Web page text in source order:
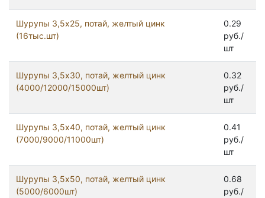
Шурупы 3,5x25, потай, желтый цинк
(16тыс.шт)
0.29
руб./
шт
Шурупы 3,5x30, потай, желтый цинк
(4000/12000/15000шт)
0.32
руб./
шт
Шурупы 3,5x40, потай, желтый цинк
(7000/9000/11000шт)
0.41
руб./
шт
Шурупы 3,5x50, потай, желтый цинк
(5000/6000шт)
0.68
руб./